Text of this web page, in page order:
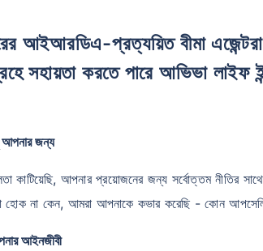
সহায়তা করতে পারে আভিভা লাইফ
আপনার জন্য
কাটিয়েছি, আপনার প্রয়োজনের জন্য সর্বোত্তম নীতির
হোক না কেন, আমরা আপনাকে কভার করেছি - কোন
আইনজীবী